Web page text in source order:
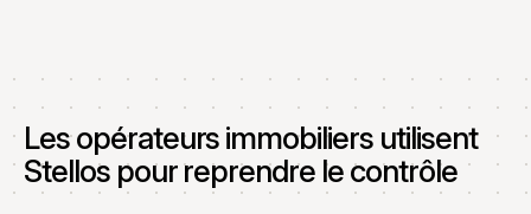
Les opérateurs immobiliers utilisent
Stellos pour reprendre le contrôle